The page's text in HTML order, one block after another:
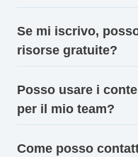
Se mi iscrivo,
risorse gratuite?
Posso usare i
per il mio team?
Come posso